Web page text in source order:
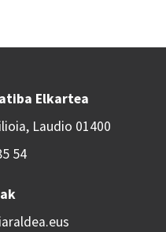
Elkartea
Laudio 01400
54